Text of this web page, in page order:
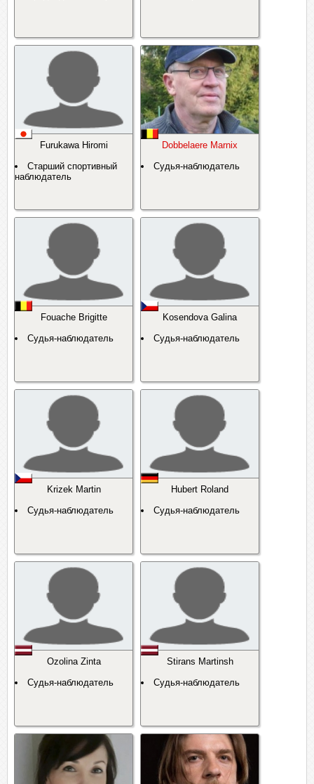
Furukawa Hiromi
Старший спортивный
наблюдатель
Dobbelaere Marnix
Судья-наблюдатель
Fouache Brigitte
Судья-наблюдатель
Kosendova Galina
Судья-наблюдатель
Krizek Martin
Судья-наблюдатель
Hubert Roland
Судья-наблюдатель
Ozolina Zinta
Судья-наблюдатель
Stirans Martinsh
Судья-наблюдатель